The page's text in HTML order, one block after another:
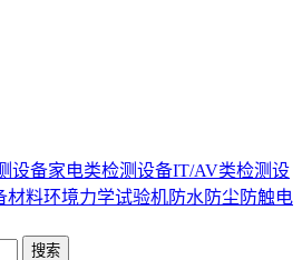
设备家电类检测设备IT/AV类检测设
材料环境力学试验机防水防尘防触电
搜索